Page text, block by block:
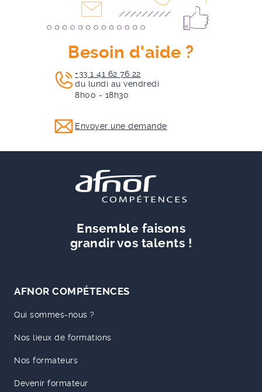
Besoin d'aide ?
+33 1 41 62 76 22
du lundi au vendredi
8h00 - 18h30
Envoyer une demande
Ensemble faisons
grandir vos talents !
AFNOR COMPÉTENCES
Qui sommes-nous ?
Nos lieux de formations
Nos formateurs
Devenir formateur